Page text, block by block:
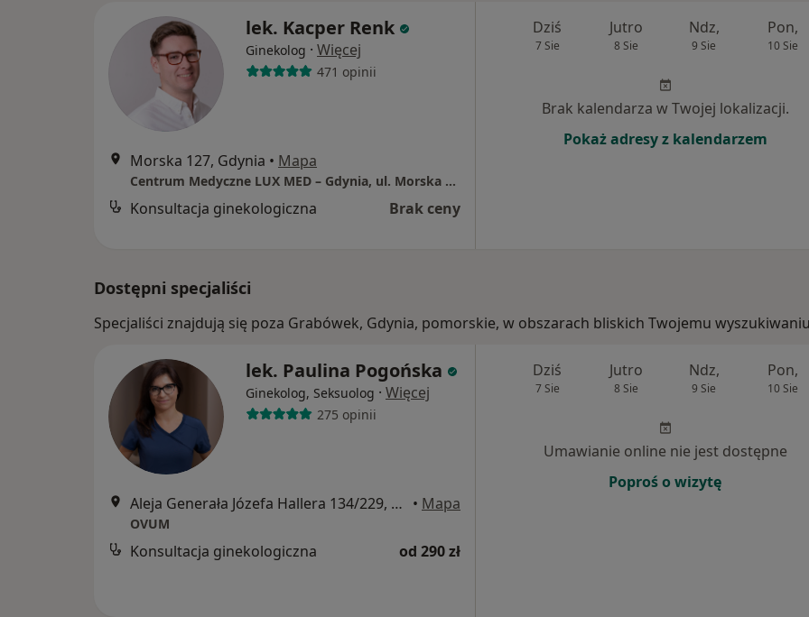
lek. Kacper Renk
Ginekolog · Więcej
471 opinii
Morska 127, Gdynia • Mapa
Centrum Medyczne LUX MED – Gdynia, ul. Morska 127
Konsultacja ginekologiczna Brak ceny
Dziś
7 Sie
Jutro
8 Sie
Ndz,
9 Sie
Pon,
10 Sie
Brak kalendarza w Twojej lokalizacji.
Pokaż adresy z kalendarzem
Dostępni specjaliści
Specjaliści znajdują się poza Grabówek, Gdynia, pomorskie, w obszarach bliskich Twojemu
lek. Paulina Pogońska
Ginekolog, Seksuolog · Więcej
275 opinii
Aleja Generała Józefa Hallera 134/229, Gdańsk • Mapa
OVUM
Konsultacja ginekologiczna od 290 zł
Dziś
7 Sie
Jutro
8 Sie
Ndz,
9 Sie
Pon,
10 Sie
Umawianie online nie jest dostępne
Poproś o wizytę